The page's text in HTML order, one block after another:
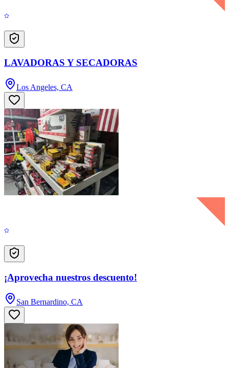
LAVADORAS Y SECADORAS
Los Angeles, CA
¡Aprovecha nuestros descuento!
San Bernardino, CA